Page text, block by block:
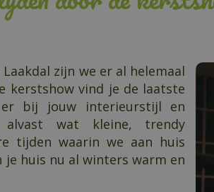
zijn we er al helemaal
kerstshow vind je de laatste
bij jouw interieurstijl en
wat kleine, trendy
tijden waarin we aan huis
huis nu al winters warm en